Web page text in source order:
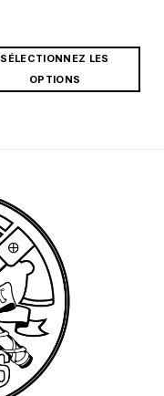
SÉLECTIONNEZ LES
OPTIONS